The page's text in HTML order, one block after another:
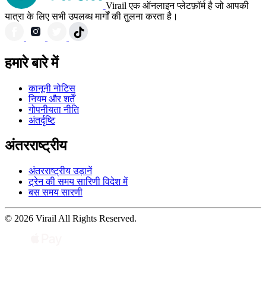
Virail एक ऑनलाइन प्लेटफ़ॉर्म है जो आपकी
यात्रा के लिए सभी उपलब्ध मार्गों की तुलना करता है।
हमारे बारे में
कानूनी नोटिस
नियम और शर्तें
गोपनीयता नीति
अंतर्दृष्टि
अंतरराष्ट्रीय
अंतरराष्ट्रीय उड़ानें
ट्रेन की समय सारिणी विदेश में
बस समय सारणी
© 2026 Virail All Rights Reserved.